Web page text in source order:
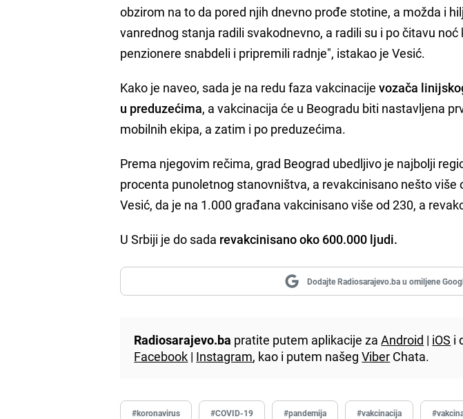
obzirom na to da pored njih dnevno prođe stotine, a možda i
vanrednog stanja radili svakodnevno, a radili su i po čitavu
penzionere snabdeli i pripremili radnje", istakao je Vesić.
Kako je naveo, sada je na redu faza vakcinacijevozača
u preduzećima, a vakcinacija će u Beogradu biti nastavljena
mobilnih ekipa, a zatim i po preduzećima.
Prema njegovim rečima, grad Beograd ubedljivo je najbolji
procenta punoletnog stanovništva, a revakcinisano nešto više
Vesić, da je na 1.000 građana vakcinisano više od 230, a
U Srbiji je do sada revakcinisano oko 600.000 ljudi.
Dodajte Radiosarajevo.ba u omiljene
Radiosarajevo.ba pratite putem aplikacije zaAndroid | iOS i
Facebook | Instagram, kao i putem našegViber Chata.
#koronavirus #COVID-19 #pandemija #vakcinacija